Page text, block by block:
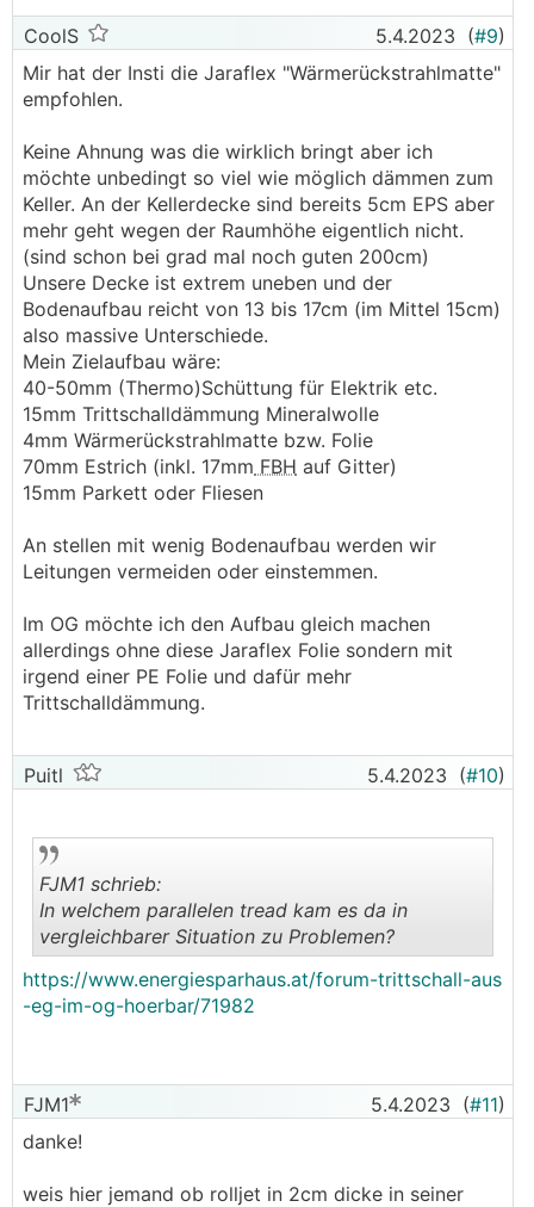
CoolS 5.4.2023 (#9)
Mir hat der Insti die Jaraflex "Wärmerückstrahlmatte"
empfohlen.
Keine Ahnung was die wirklich bringt aber ich
möchte unbedingt so viel wie möglich dämmen zum
Keller. An der Kellerdecke sind bereits 5cm EPS aber
mehr geht wegen der Raumhöhe eigentlich nicht.
(sind schon bei grad mal noch guten 200cm)
Unsere Decke ist extrem uneben und der
Bodenaufbau reicht von 13 bis 17cm (im Mittel 15cm)
also massive Unterschiede.
Mein Zielaufbau wäre:
40-50mm (Thermo)Schüttung für Elektrik etc.
15mm Trittschalldämmung Mineralwolle
4mm Wärmerückstrahlmatte bzw. Folie
70mm Estrich (inkl. 17mm FBH auf Gitter)
15mm Parkett oder Fliesen
An stellen mit wenig Bodenaufbau werden wir
Leitungen vermeiden oder einstemmen.
Im OG möchte ich den Aufbau gleich machen
allerdings ohne diese Jaraflex Folie sondern mit
irgend einer PE Folie und dafür mehr
Trittschalldämmung.
Puitl 5.4.2023 (#10)
..
FJM1 schrieb:
In welchem parallelen tread kam es da in
vergleichbarer Situation zu Problemen?
https://www.energiesparhaus.at/forum-trittschall-aus
-eg-im-og-hoerbar/71982
FJM1 5.4.2023 (#11)
danke!
weis hier jemand ob rolljet in 2cm dicke in seiner